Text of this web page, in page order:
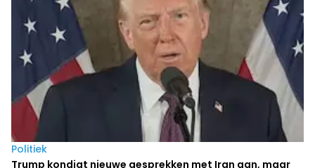
Politiek
Trump kondigt nieuwe gesprekken met Iran aan, maar